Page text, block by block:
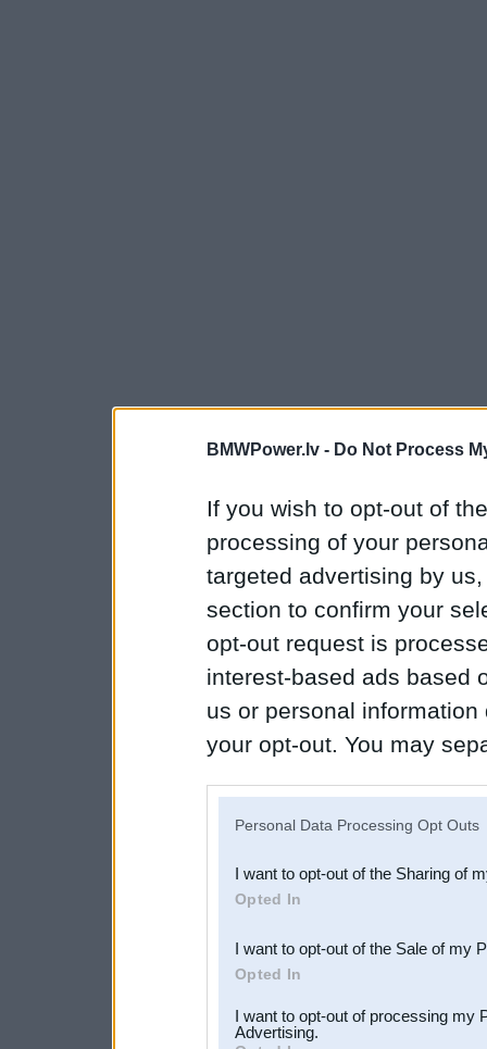
BMWPower.lv - Do Not Process
If you wish to opt-out of
processing of your
targeted advertising by
section to confirm your
opt-out request is
interest-based ads based
us or personal
your opt-out. You may
Downstream Participants
third parties.
Personal Data Processing Opt Outs
I want to opt-out of the Sharing of
Opted In
I want to opt-out of the Sale of my
Opted In
I want to opt-out of processing my
Advertising.